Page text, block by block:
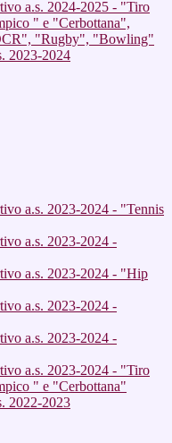
a.s. 2024-2025 - "Tiro
" e "Cerbottana",
"Rugby", "Bowling"
2023-2024
a.s. 2023-2024 - "Tennis
a.s. 2023-2024 -
a.s. 2023-2024 - "Hip
a.s. 2023-2024 -
a.s. 2023-2024 -
a.s. 2023-2024 - "Tiro
" e "Cerbottana"
2022-2023